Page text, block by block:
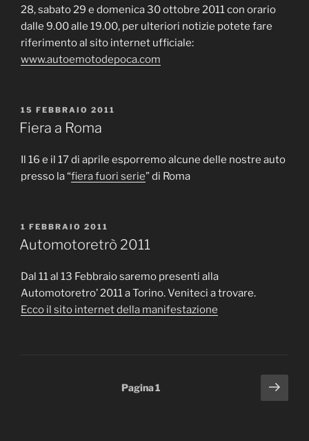
28, sabato 29 e domenica 30 ottobre 2011 con orario
dalle 9.00 alle 19.00, per ulteriori notizie potete fare
riferimento al sito internet ufficiale:
www.autoemotodepoca.com
PUBBLICATO
IL
15 FEBBRAIO 2011
Fiera a Roma
Il 16 e il 17 di aprile esporremo alcune delle nostre auto
presso la “fiera fuori serie” di Roma
PUBBLICATO
IL
1 FEBBRAIO 2011
Automotoretrò 2011
Dal 11 al 13 Febbraio saremo presenti alla
Automotoretro’ 2011 a Torino. Veniteci a trovare.
Ecco il sito internet della manifestazione
Pagina1